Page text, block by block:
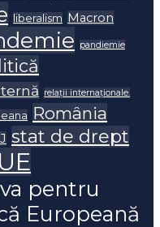
liberalism Macron
pandiemie
relații internaționale.
România
stat de drept
UE
pentru
Europeană